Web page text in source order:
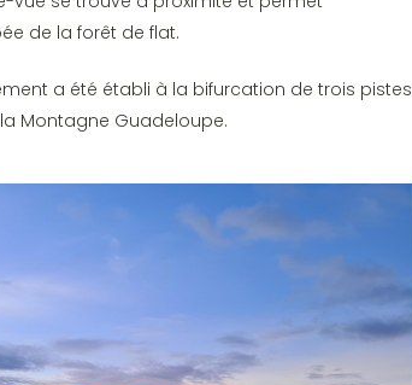
de la forêt de flat.
a été établi à la bifurcation de trois pistes
Montagne Guadeloupe.